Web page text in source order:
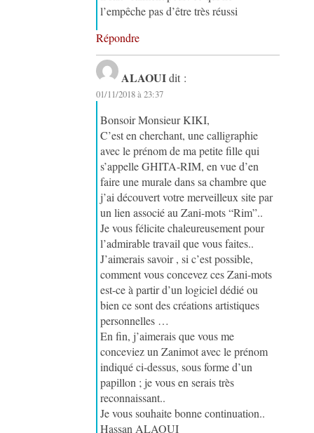
l’empêche pas d’être très réussi
Répondre
ALAOUI dit :
01/11/2018 à 23:37
Bonsoir Monsieur KIKI,
C’est en cherchant, une calligraphie
avec le prénom de ma petite fille qui
s’appelle GHITA-RIM, en vue d’en
faire une murale dans sa chambre que
j’ai découvert votre merveilleux site par
un lien associé au Zani-mots “Rim”..
Je vous félicite chaleureusement pour
l’admirable travail que vous faites..
J’aimerais savoir , si c’est possible,
comment vous concevez ces Zani-mots
est-ce à partir d’un logiciel dédié ou
bien ce sont des créations artistiques
personnelles …
En fin, j’aimerais que vous me
conceviez un Zanimot avec le prénom
indiqué ci-dessus, sous forme d’un
papillon ; je vous en serais très
reconnaissant..
Je vous souhaite bonne continuation..
Hassan ALAOUI